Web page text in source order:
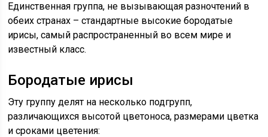
Единственная группа, не вызывающая разночтений в
обеих странах – стандартные высокие бородатые
ирисы, самый распространенный во всем мире и
известный класс.
Бородатые ирисы
Эту группу делят на несколько подгрупп,
различающихся высотой цветоноса, размерами цветка
и сроками цветения: